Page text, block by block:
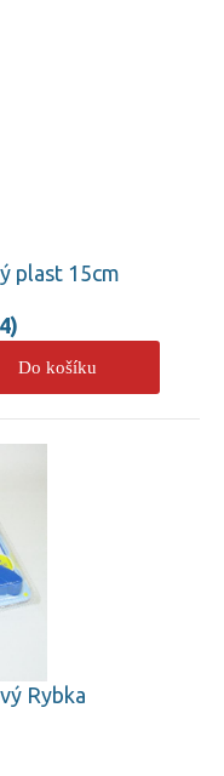
plast 15cm
Do košíku
Rybka